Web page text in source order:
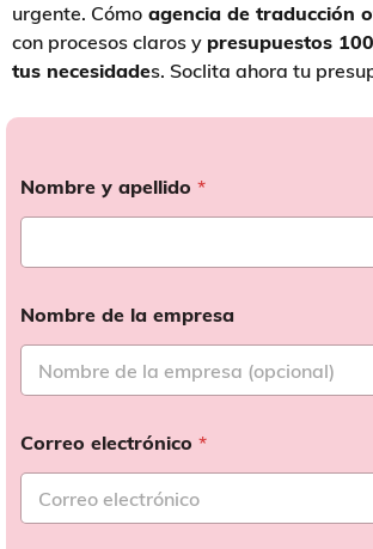
urgente. Cómo agencia de traducción
con procesos claros y presupuestos
tus necesidades. Soclita ahora tu
Nombre y apellido *
Nombre de la empresa
Correo electrónico *